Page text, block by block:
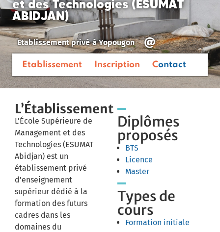
et des Technologies (ESUMAT
ABIDJAN)
Etablissement privé àYopougon
Etablissement Inscription Contact
L’Établissement
L’École Supérieure de
Management et des
Technologies (ESUMAT
Abidjan) est un
établissement privé
d’enseignement
supérieur dédié à la
formation des futurs
cadres dans les
domaines du
Diplômes
proposés
BTS
Licence
Master
Types de
cours
Formation initiale